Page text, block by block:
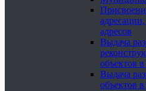
адресов
Выдача
объектов
Выдача
объектов в